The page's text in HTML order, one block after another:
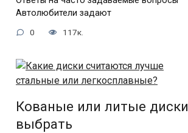
Автолюбители задают
0 117к.
Кованые или литые диски
выбрать